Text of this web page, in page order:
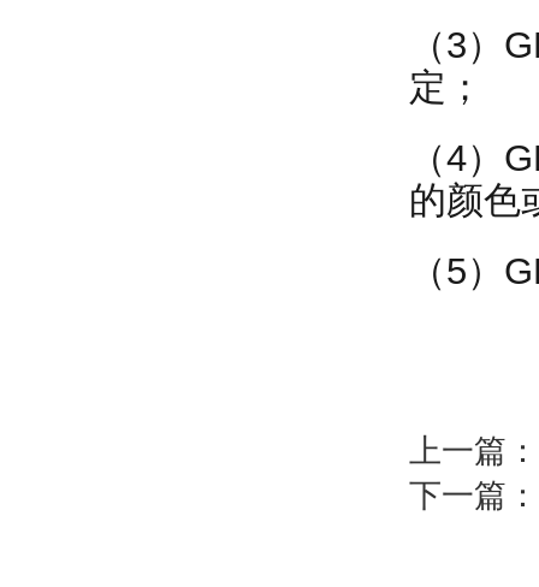
（3）
定；
（4）
的颜色
（5）
上一篇：
下一篇：